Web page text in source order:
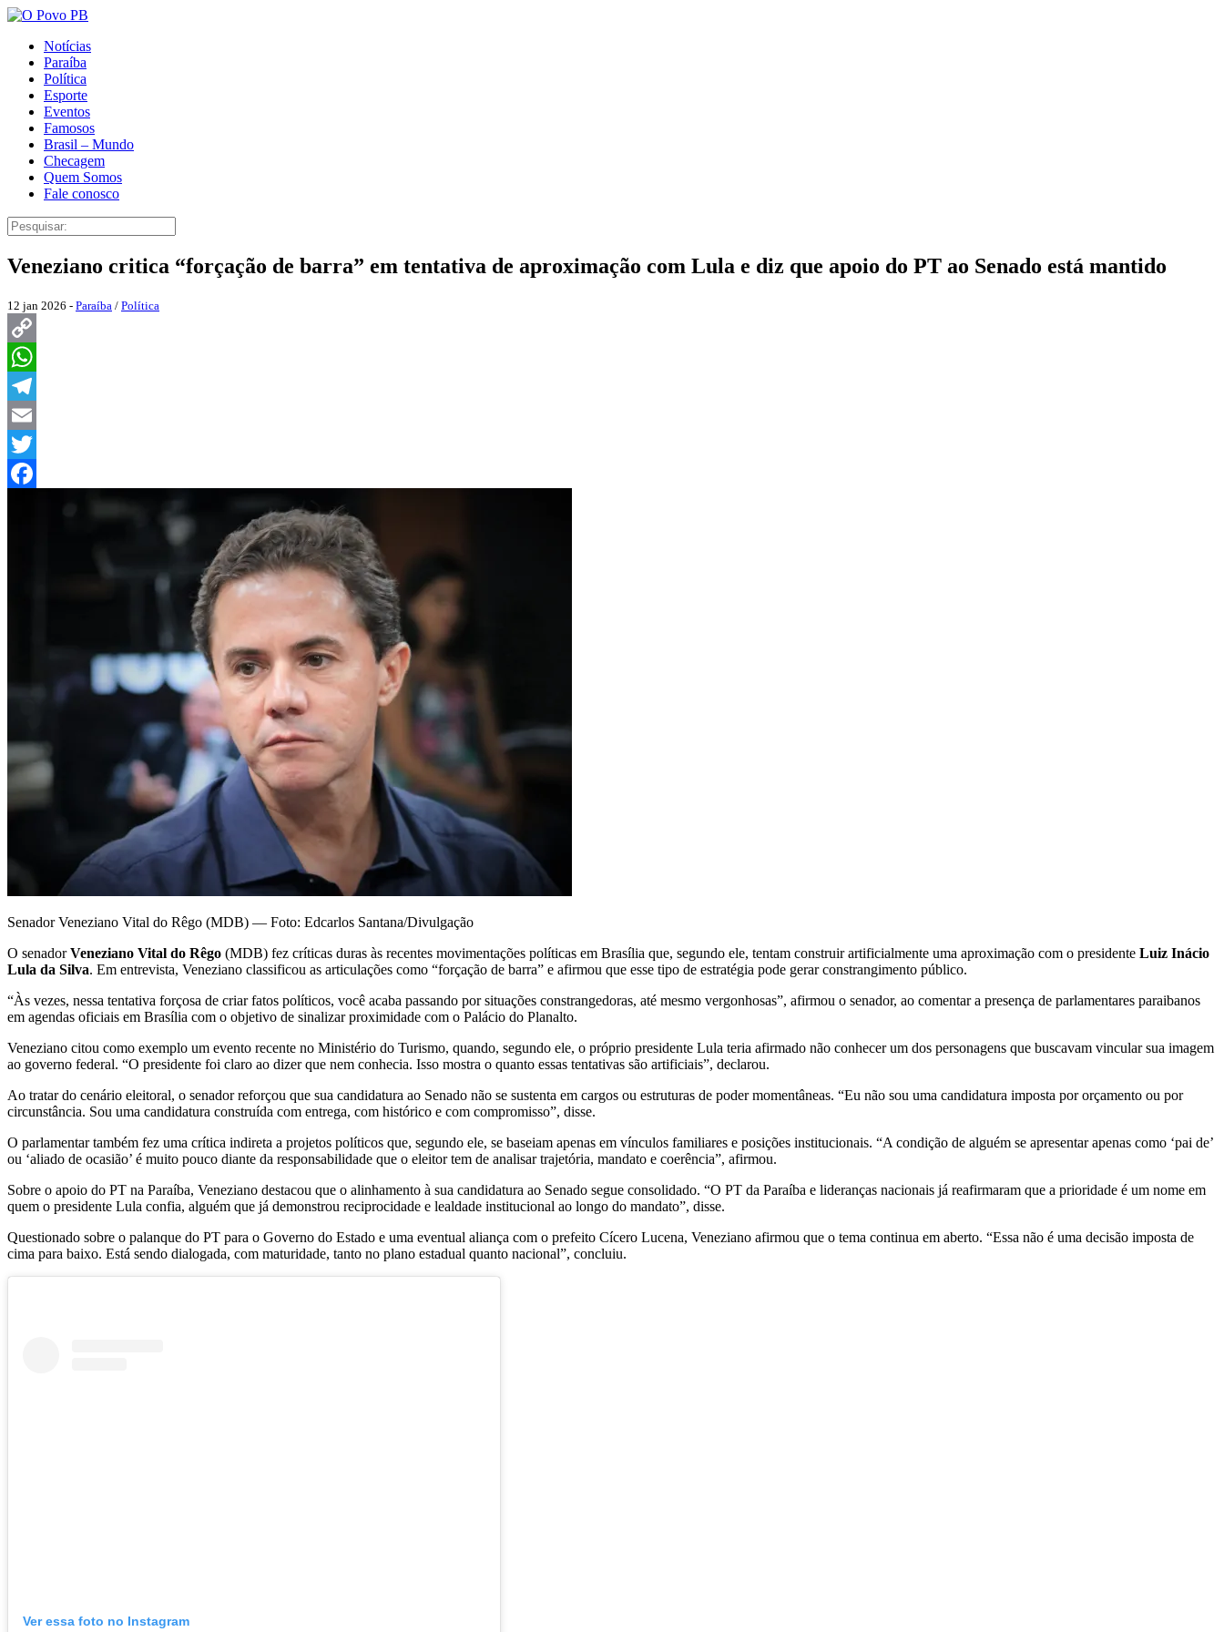
Notícias
Paraíba
Política
Esporte
Eventos
Famosos
Brasil – Mundo
Checagem
Quem Somos
Fale conosco
Veneziano critica “forçação de barra” em tentativa de aproximação com Lula e diz que apoio do PT ao Senado está mantido
12 jan 2026 - Paraíba / Política
Copy
Link
WhatsApp
Telegram
Email
Twitter
Senador Veneziano Vital do Rêgo (MDB) — Foto: Edcarlos Santana/Divulgação
O senadorVeneziano Vital do Rêgo (MDB) fez críticas duras às recentes movimentações políticas em Brasília que, segundo ele, tentam construir artificialmente uma aproximação com o presidente Luiz Inácio
Lula da Silva. Em entrevista, Veneziano classificou as articulações como “forçação de barra” e afirmou que esse tipo de estratégia pode gerar constrangimento público.
“Às vezes, nessa tentativa forçosa de criar fatos políticos, você acaba passando por situações constrangedoras, até mesmo vergonhosas”, afirmou o senador, ao comentar a presença de parlamentares paraibanos
em agendas oficiais em Brasília com o objetivo de sinalizar proximidade com o Palácio do Planalto.
Veneziano citou como exemplo um evento recente no Ministério do Turismo, quando, segundo ele, o próprio presidente Lula teria afirmado não conhecer um dos personagens que buscavam vincular sua imagem
ao governo federal. “O presidente foi claro ao dizer que nem conhecia. Isso mostra o quanto essas tentativas são artificiais”, declarou.
Ao tratar do cenário eleitoral, o senador reforçou que sua candidatura ao Senado não se sustenta em cargos ou estruturas de poder momentâneas. “Eu não sou uma candidatura imposta por orçamento ou por
circunstância. Sou uma candidatura construída com entrega, com histórico e com compromisso”, disse.
O parlamentar também fez uma crítica indireta a projetos políticos que, segundo ele, se baseiam apenas em vínculos familiares e posições institucionais. “A condição de alguém se apresentar apenas como ‘pai de’
ou ‘aliado de ocasião’ é muito pouco diante da responsabilidade que o eleitor tem de analisar trajetória, mandato e coerência”, afirmou.
Sobre o apoio do PT na Paraíba, Veneziano destacou que o alinhamento à sua candidatura ao Senado segue consolidado. “O PT da Paraíba e lideranças nacionais já reafirmaram que a prioridade é um nome em
quem o presidente Lula confia, alguém que já demonstrou reciprocidade e lealdade institucional ao longo do mandato”, disse.
Questionado sobre o palanque do PT para o Governo do Estado e uma eventual aliança com o prefeito Cícero Lucena, Veneziano afirmou que o tema continua em aberto. “Essa não é uma decisão imposta de
cima para baixo. Está sendo dialogada, com maturidade, tanto no plano estadual quanto nacional”, concluiu.
Ver essa foto no Instagram